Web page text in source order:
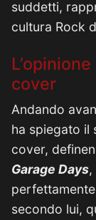
suddetti,
cultura Rock
cover
Andando
ha spiegato il
cover,
Garage Days
secondo lui,